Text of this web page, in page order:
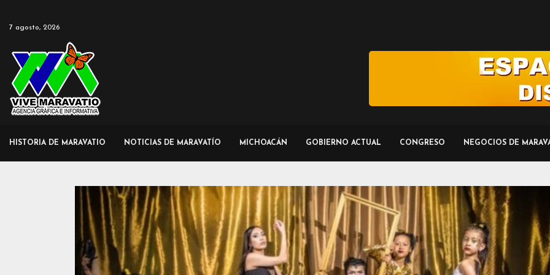
7 agosto, 2026
HISTORIA DE MARAVATIO NOTICIAS DE MARAVATÍO MICHOACÁN GOBIERNO ACTUAL CONGRESO NEGOCIOS DE